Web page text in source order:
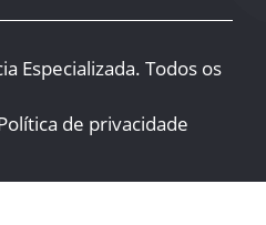
Especializada. Todos os
de privacidade